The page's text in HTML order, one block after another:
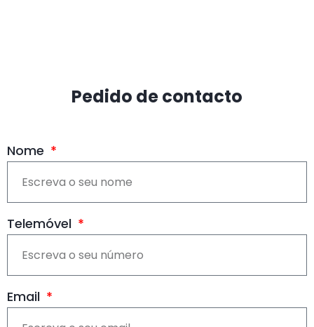
Pedido de contacto
Nome
Telemóvel
Email